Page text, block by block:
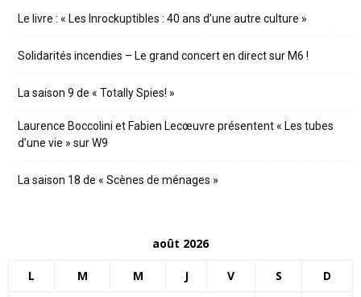
Le livre : « Les Inrockuptibles : 40 ans d’une autre culture »
Solidarités incendies – Le grand concert en direct sur M6 !
La saison 9 de « Totally Spies! »
Laurence Boccolini et Fabien Lecœuvre présentent « Les tubes
d’une vie » sur W9
La saison 18 de « Scènes de ménages »
août 2026
L M M J V S D